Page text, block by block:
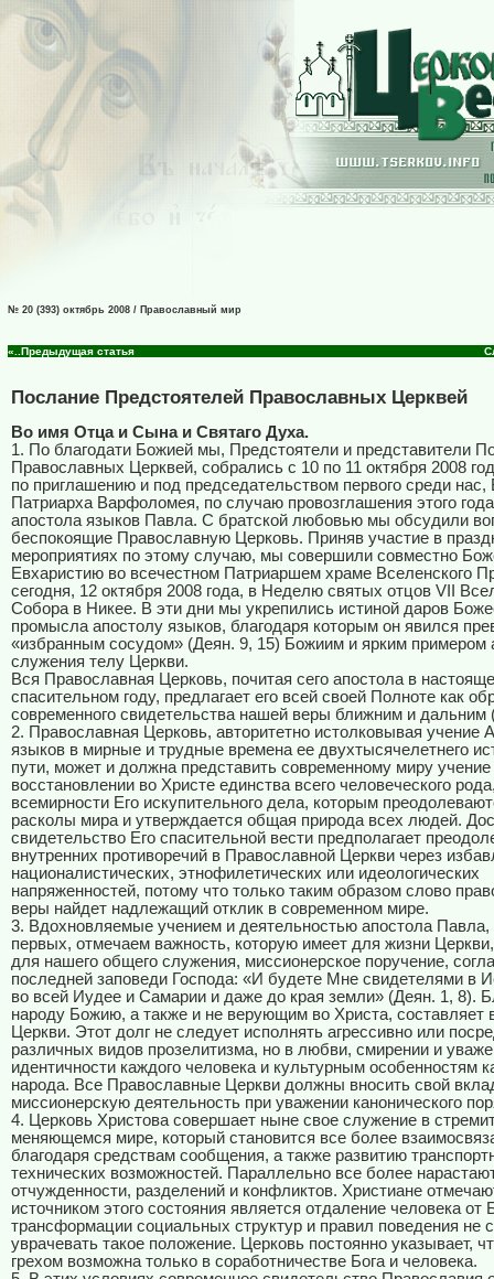
№ 20 (393) октябрь 2008 / Православный мир
«..Предыдущая статья
Послание Предстоятелей Православных Церквей
Во имя Отца и Сына и Святаго Духа.
1. По благодати Божией мы, Предстоятели и представители
Православных Церквей, собрались с 10 по 11 октября 2008
по приглашению и под председательством первого среди нас,
Патриарха Варфоломея, по случаю провозглашения этого
апостола языков Павла. С братской любовью мы обсудили
беспокоящие Православную Церковь. Приняв участие в
мероприятиях по этому случаю, мы совершили совместно
Евхаристию во всечестном Патриаршем храме Вселенского
сегодня, 12 октября 2008 года, в Неделю святых отцов VII
Собора в Никее. В эти дни мы укрепились истиной даров
промысла апостолу языков, благодаря которым он явился
«избранным сосудом» (Деян. 9, 15) Божиим и ярким примером
служения телу Церкви.
Вся Православная Церковь, почитая сего апостола в
спасительном году, предлагает его всей своей Полноте как
современного свидетельства нашей веры ближним и
2. Православная Церковь, авторитетно истолковывая учение
языков в мирные и трудные времена ее двухтысячелетнего
пути, может и должна представить современному миру учение
восстановлении во Христе единства всего человеческого
всемирности Его искупительного дела, которым
расколы мира и утверждается общая природа всех людей.
свидетельство Его спасительной вести предполагает
внутренних противоречий в Православной Церкви через
националистических, этнофилетических или идеологических
напряженностей, потому что только таким образом слово
веры найдет надлежащий отклик в современном мире.
3. Вдохновляемые учением и деятельностью апостола
первых, отмечаем важность, которую имеет для жизни
для нашего общего служения, миссионерское поручение,
последней заповеди Господа: «И будете Мне свидетелями в
во всей Иудее и Самарии и даже до края земли» (Деян. 1, 8).
народу Божию, а также и не верующим во Христа, составляет
Церкви. Этот долг не следует исполнять агрессивно или
различных видов прозелитизма, но в любви, смирении и
идентичности каждого человека и культурным особенностям
народа. Все Православные Церкви должны вносить свой
миссионерскую деятельность при уважении канонического
4. Церковь Христова совершает ныне свое служение в
меняющемся мире, который становится все более
благодаря средствам сообщения, а также развитию
технических возможностей. Параллельно все более
отчужденности, разделений и конфликтов. Христиане
источником этого состояния является отдаление человека от
трансформации социальных структур и правил поведения не
уврачевать такое положение. Церковь постоянно указывает,
грехом возможна только в соработничестве Бога и человека.